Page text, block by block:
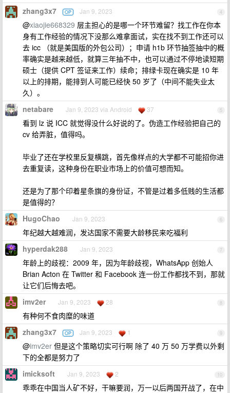
4
zhang3x7 OP Jan 9, 2023
@xiaojie668329 层主担心的是哪一个环节难留？找工作在你本
身有工作经验的情况下没那么难拿面试，实在找不到工作还可以
去 icc （就是美国版的外包公司）；申请 h1b 环节抽签抽中的概
率确实是越来越低，就算三年抽不中，也可以通过不停地读短期
硕士（提供 CPT 签证来工作）续命；排绿卡现在确实是 10 年
以上的排期，能排到人可能已经快 50 岁了（中间不能失业太
久）。
5
netabare Jan 9, 2023 via Android 37
看到 lz 说 ICC 就觉得没什么好说的了。伪造工作经验把自己的
cv 给弄脏，值得吗。
毕业了还在学校里反复横跳，首先像样点的大学都不可能招你进
去重复读，这种身份在职业市场上的价值可想而知。
还是为了那个印着星条旗的身份证，不管是过着多低贱的生活都
是值得的？
6
HugoChao Jan 9, 2023
年纪越大越难润，发达国家不需要大龄移民来吃福利
7
hyperdak288 Jan 9, 2023
年龄上的歧视：2009 年，因为年龄歧视，WhatsApp 创始人
Brian Acton 在 Twitter 和 Facebook 连一份工作都找不到，那就
让它们后悔去吧。
8
imv2er Jan 9, 2023 28
有种何不食肉糜的味道
9
zhang3x7 OP Jan 9, 2023 1
@imv2er 但是这个策略切实可行啊 除了 40 万 50 万学费以外剩
下的全都是努力了
10
imicksoft Jan 9, 2023 2
乖乖在中国当人矿不好，干嘛要润，万一以后两国开战了，在中